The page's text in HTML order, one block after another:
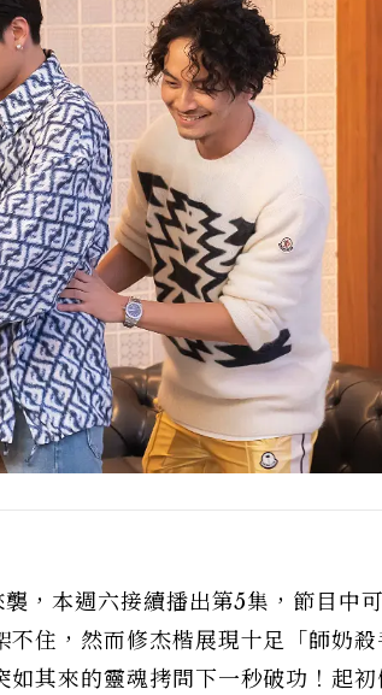
，本週六接續播出第5集，節目中
住，然而修杰楷展現十足「師奶
其來的靈魂拷問下一秒破功！起